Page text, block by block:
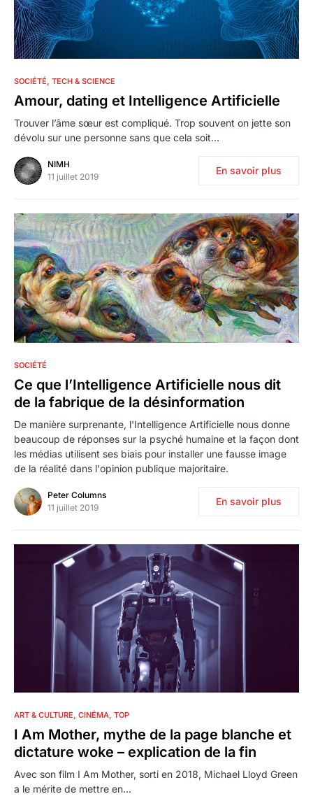
SOCIÉTÉ TECH & SCIENCE
Amour, dating et Intelligence Artificielle
Trouver l’âme sœur est compliqué. Trop souvent on jette son
dévolu sur une personne sans que cela soit…
NIMH
11 juillet 2019
En savoir plus
SOCIÉTÉ
Ce que l’Intelligence Artificielle nous dit
de la fabrique de la désinformation
De manière surprenante, l'Intelligence Artificielle nous donne
beaucoup de réponses sur la psyché humaine et la façon dont
les médias utilisent ses biais pour installer une fausse image
de la réalité dans l'opinion publique majoritaire.
Peter Columns
11 juillet 2019
En savoir plus
ART & CULTURE CINÉMA TOP
I Am Mother, mythe de la page blanche et
dictature woke – explication de la fin
Avec son film I Am Mother, sorti en 2018, Michael Lloyd Green
a le mérite de mettre en…